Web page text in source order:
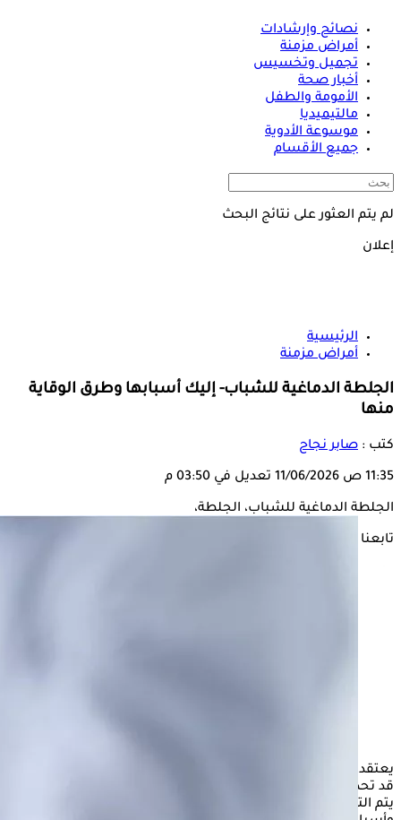
نصائح وإرشادات
أمراض مزمنة
تجميل وتخسيس
أخبار صحة
الأمومة والطفل
مالتيميديا
موسوعة الأدوية
جميع الأقسام
لم يتم العثور على نتائج البحث
إعلان
الرئيسية
أمراض مزمنة
الجلطة الدماغية للشباب- إليك أسبابها وطرق الوقاية
منها
كتب : صابر نجاح
11:35 ص 11/06/2026 تعديل في 03:50 م
الجلطة الدماغية للشباب، الجلطة،
تابعنا على
يعتقد البعض أن
قد تحدث أيضًا لدى الشباب، وقد تؤدي إلى مضاعفات خطيرة إذا لم
يتم التعامل معها بسرعة، لذلك فإن التعرف على أعراضها